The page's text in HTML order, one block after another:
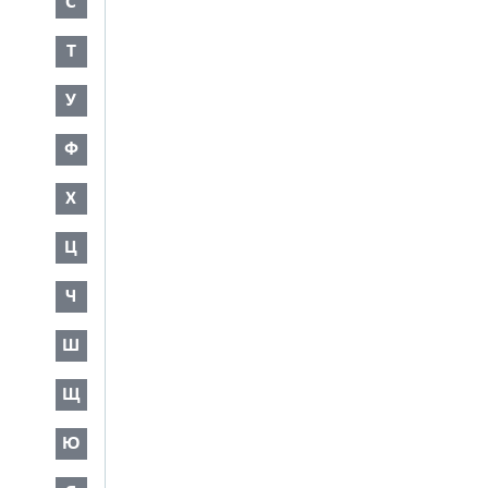
Т
У
Ф
Х
Ц
Ч
Ш
Щ
Ю